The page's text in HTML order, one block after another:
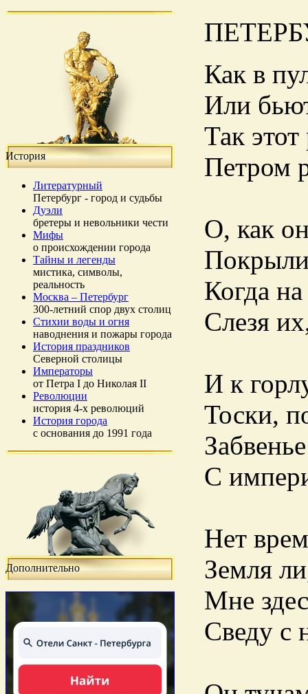
История
Литературный
Петербург - город и судьбы
Дуэли
бретеры и невольники чести
Мифы
о происхождении города
Тайны и легенды
мистика, символы,
реальность
Москва – Петербург
300-летний спор двух столиц
Стихии воды и огня
наводнения и пожары города
История праздников
Северной столицы
Императоры
от Петра I до Николая II
Революции
история 4-х революций
История города
с основания до 1991 года
Дополнительно
Как в
Или
Так этот
Петром
О, как
Когда
Слезя
И к
Тоски,
С
Нет
Земля
Мне
Сведу с